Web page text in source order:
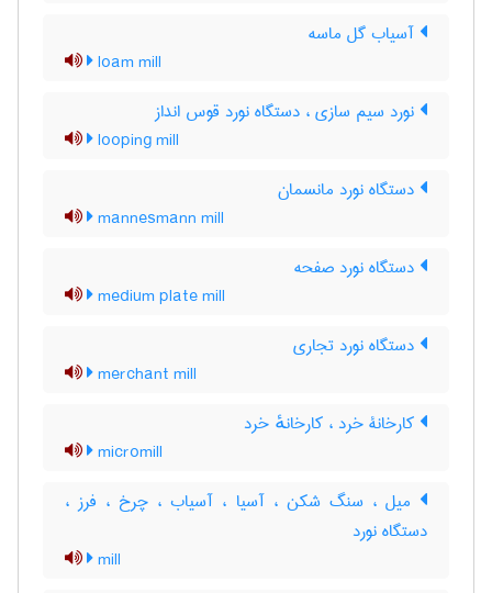
آسیاب گل ماسه
loam mill
نورد سیم سازی ، دستگاه نورد قوس انداز
looping mill
دستگاه نورد مانسمان
mannesmann mill
دستگاه نورد صفحه
medium plate mill
دستگاه نورد تجاری
merchant mill
کارخانۀ خرد ، کارخانهٔ خرد
micromill
میل ، سنگ شکن ، آسیا ، آسیاب ، چرخ ، فرز ،
دستگاه نورد
mill